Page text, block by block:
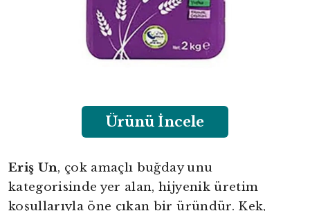
Ürünü İncele
Eriş Un, çok amaçlı buğday unu
kategorisinde yer alan, hijyenik üretim
koşullarıyla öne çıkan bir üründür. Kek,